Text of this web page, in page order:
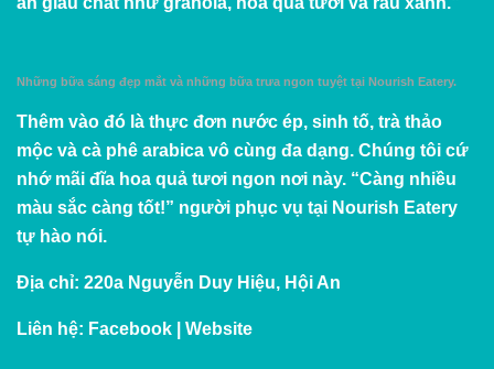
Những bữa sáng đẹp mắt và những bữa trưa ngon tuyệt tại Nourish Eatery.
Thêm vào đó là thực đơn nước ép, sinh tố, trà thảo
mộc và cà phê arabica vô cùng đa dạng. Chúng tôi cứ
nhớ mãi đĩa hoa quả tươi ngon nơi này. “Càng nhiều
màu sắc càng tốt!” người phục vụ tại Nourish Eatery
tự hào nói.
Địa chỉ: 220a Nguyễn Duy Hiệu, Hội An
Liên hệ: Facebook Website